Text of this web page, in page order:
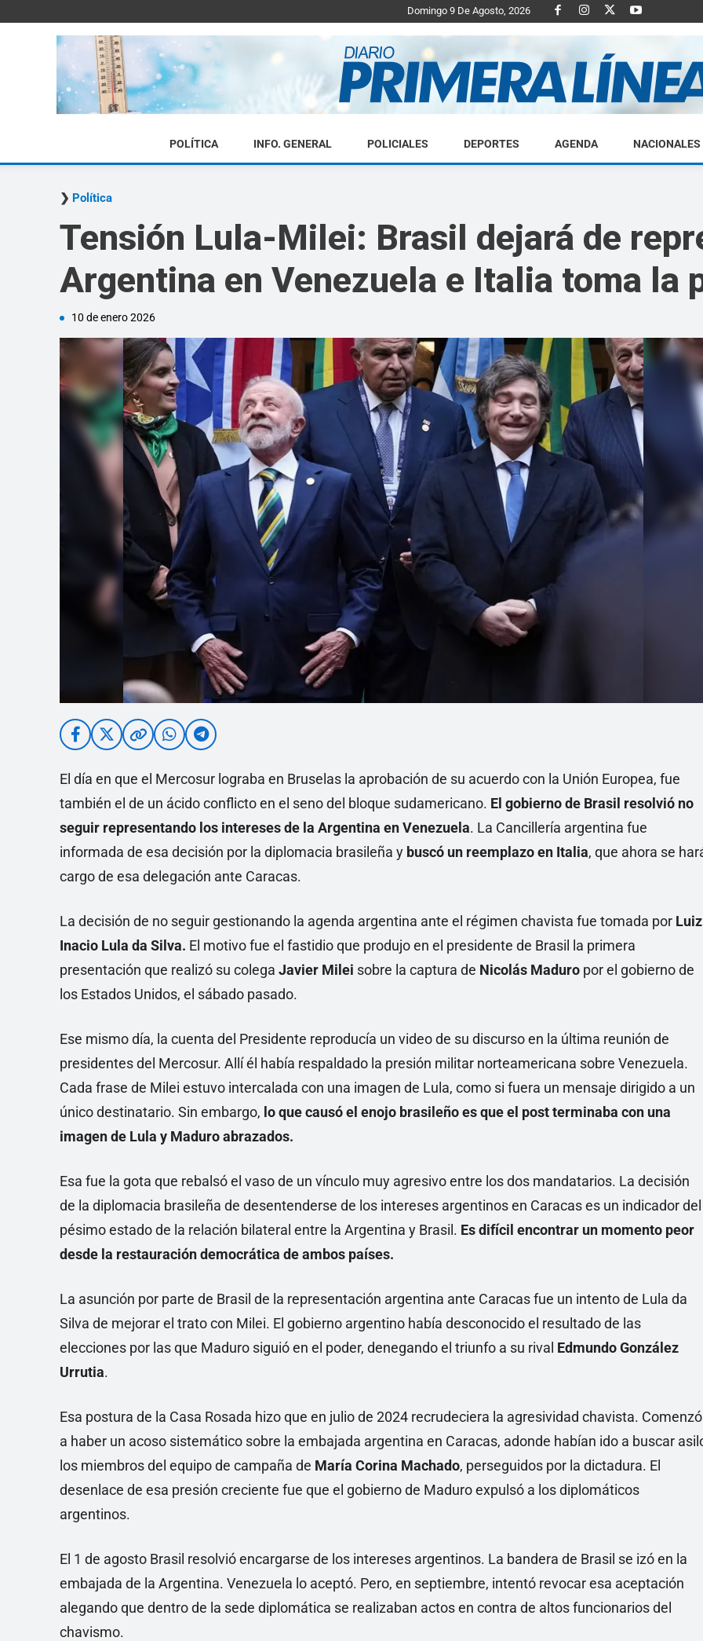
Domingo 9 De Agosto, 2026
Diario
Primera
Linea
POLÍTICA INFO. GENERAL POLICIALES DEPORTES AGENDA NACIONALES
Política
Tensión Lula-Milei: Brasil dejará de
Argentina en Venezuela e Italia toma la
10 de enero 2026
El día en que el Mercosur lograba en Bruselas la aprobación de su acuerdo con la Unión Europea, fue
también el de un ácido conflicto en el seno del bloque sudamericano. El gobierno de Brasil resolvió no
seguir representando los intereses de la Argentina en Venezuela. La Cancillería argentina fue
informada de esa decisión por la diplomacia brasileña y buscó un reemplazo en Italia, que ahora se
cargo de esa delegación ante Caracas.
La decisión de no seguir gestionando la agenda argentina ante el régimen chavista fue tomada por Luiz
Inacio Lula da Silva. El motivo fue el fastidio que produjo en el presidente de Brasil la primera
presentación que realizó su colega Javier Milei sobre la captura de Nicolás Maduro por el gobierno de
los Estados Unidos, el sábado pasado.
Ese mismo día, la cuenta del Presidente reproducía un video de su discurso en la última reunión de
presidentes del Mercosur. Allí él había respaldado la presión militar norteamericana sobre Venezuela.
Cada frase de Milei estuvo intercalada con una imagen de Lula, como si fuera un mensaje dirigido a un
único destinatario. Sin embargo, lo que causó el enojo brasileño es que el post terminaba con una
imagen de Lula y Maduro abrazados.
Esa fue la gota que rebalsó el vaso de un vínculo muy agresivo entre los dos mandatarios. La decisión
de la diplomacia brasileña de desentenderse de los intereses argentinos en Caracas es un indicador del
pésimo estado de la relación bilateral entre la Argentina y Brasil. Es difícil encontrar un momento peor
desde la restauración democrática de ambos países.
La asunción por parte de Brasil de la representación argentina ante Caracas fue un intento de Lula da
Silva de mejorar el trato con Milei. El gobierno argentino había desconocido el resultado de las
elecciones por las que Maduro siguió en el poder, denegando el triunfo a su rival Edmundo González
Urrutia.
Esa postura de la Casa Rosada hizo que en julio de 2024 recrudeciera la agresividad chavista. Comenzó
a haber un acoso sistemático sobre la embajada argentina en Caracas, adonde habían ido a buscar
los miembros del equipo de campaña de María Corina Machado, perseguidos por la dictadura. El
desenlace de esa presión creciente fue que el gobierno de Maduro expulsó a los diplomáticos
argentinos.
El 1 de agosto Brasil resolvió encargarse de los intereses argentinos. La bandera de Brasil se izó en la
embajada de la Argentina. Venezuela lo aceptó. Pero, en septiembre, intentó revocar esa aceptación
alegando que dentro de la sede diplomática se realizaban actos en contra de altos funcionarios del
chavismo.